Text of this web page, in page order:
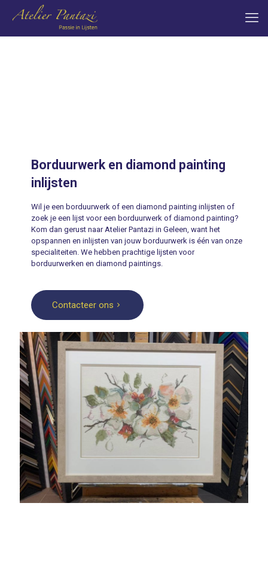
Borduurwerk en diamond painting
inlijsten
Wil je een borduurwerk of een diamond painting inlijsten of
zoek je een lijst voor een borduurwerk of diamond painting?
Kom dan gerust naar Atelier Pantazi in Geleen, want het
opspannen en inlijsten van jouw borduurwerk is één van onze
specialiteiten. We hebben prachtige lijsten voor
borduurwerken en diamond paintings.
Contacteer ons